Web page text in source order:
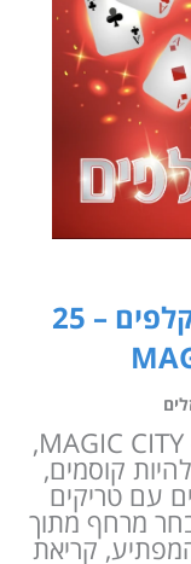
עיר הקסמים – טריקים בקלפים – 25
טריקים בקלפים – 25 קסמים – MAGIC CITY,
קוסמים,
עם טריקים
מרחף מתוך
קריאת